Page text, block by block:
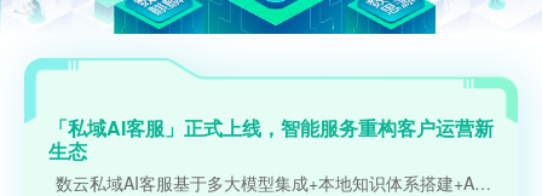
「私域AI客服」正式上线，智能服务重构客户运营新
生态
数云私域AI客服基于多大模型集成+本地知识体系搭建+Agentic工作流等技术研发